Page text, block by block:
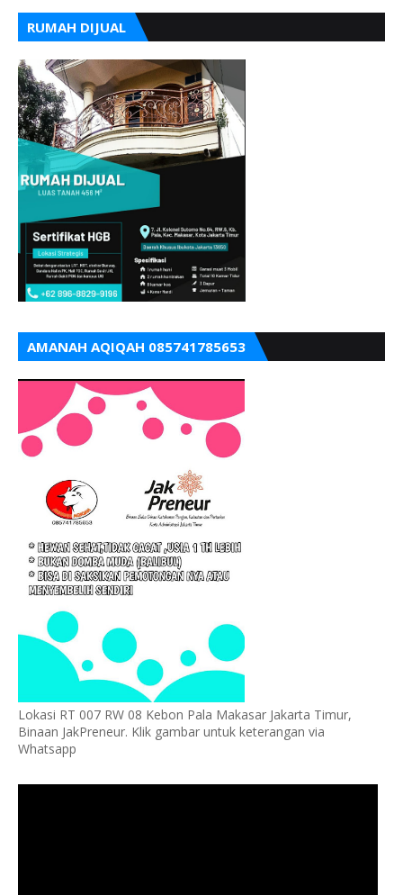
RUMAH DIJUAL
AMANAH AQIQAH 085741785653
Lokasi RT 007 RW 08 Kebon Pala Makasar Jakarta Timur,
Binaan JakPreneur. Klik gambar untuk keterangan via
Whatsapp